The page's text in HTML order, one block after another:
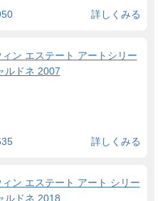
詳しくみる
ィン エステート アートシリー
ルドネ 2007
詳しくみる
ィン エステート アート シリー
ルドネ 2018